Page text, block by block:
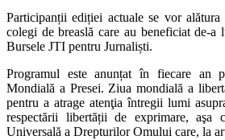
Participanții ediției actuale se vor
colegi de breaslă care au beneficiat de-
Bursele JTI pentru Jurnaliști.
Programul este anunțat în fiecare an
Mondială a Presei. Ziua mondială a
pentru a atrage atenţia întregii lumi
respectării libertății de exprimare, aşa
Universală a Drepturilor Omului care, la